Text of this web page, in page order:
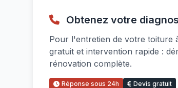
Obtenez votre
Pour l'entretien de votre toiture
gratuit et intervention rapide :
rénovation complète.
Réponse sous 24h Devis gratuit